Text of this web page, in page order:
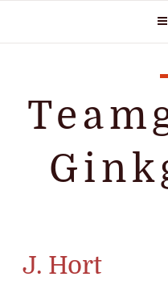
springen
J. Hort